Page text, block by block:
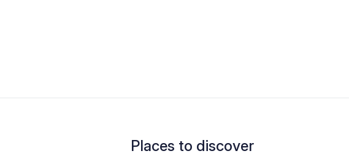
Places to discover